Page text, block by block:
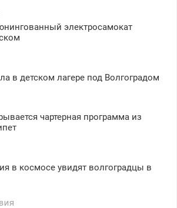
электросамокат
в детском лагере под Волгоградом
чартерная программа из
в космосе увидят волгоградцы в